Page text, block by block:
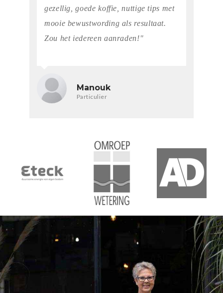
gezellig, goede koffie, nuttige tips met
mooie bewustwording als resultaat.
Zou het iedereen aanraden!"
Manouk
Particulier